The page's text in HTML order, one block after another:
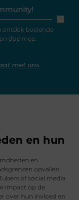
ontdek boeiende
doe mee.
met ons
en hun
en
opvallen.
of social media
impact op de
over hun invloed en